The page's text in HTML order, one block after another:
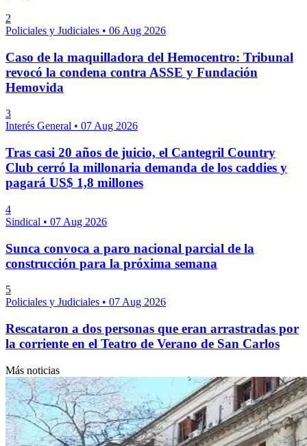
2
Policiales y Judiciales • 06 Aug 2026
Caso de la maquilladora del Hemocentro: Tribunal
revocó la condena contra ASSE y Fundación
Hemovida
3
Interés General • 07 Aug 2026
Tras casi 20 años de juicio, el Cantegril Country
Club cerró la millonaria demanda de los caddies y
pagará US$ 1,8 millones
4
Sindical • 07 Aug 2026
Sunca convoca a paro nacional parcial de la
construcción para la próxima semana
5
Policiales y Judiciales • 07 Aug 2026
Rescataron a dos personas que eran arrastradas por
la corriente en el Teatro de Verano de San Carlos
Más noticias